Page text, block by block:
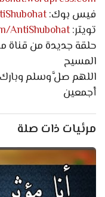
فيس بوك:
تويتر:AntiShubohat
حلقة جديدة من قناة
المسيح
اللهم صلَّ وسلم
أجمعين
مرئيات ذات صلة